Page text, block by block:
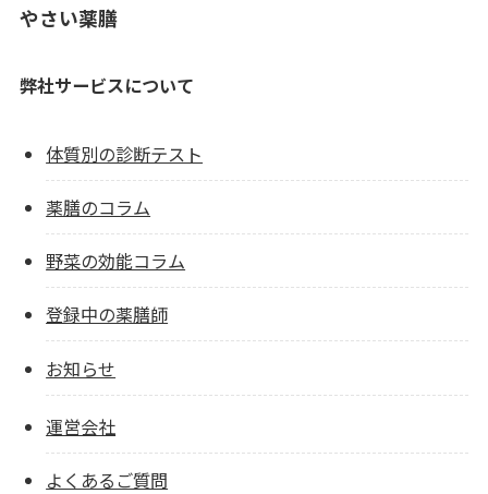
やさい薬膳
弊社サービスについて
体質別の診断テスト
薬膳のコラム
野菜の効能コラム
登録中の薬膳師
お知らせ
運営会社
よくあるご質問